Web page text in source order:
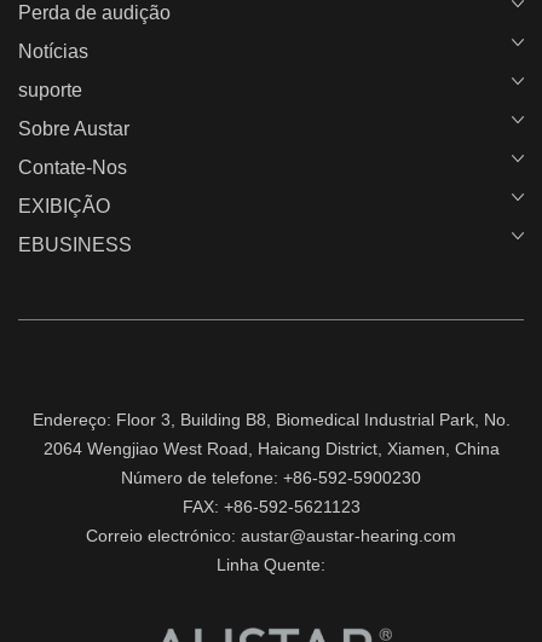
Perda de audição
Notícias
suporte
Sobre Austar
Contate-Nos
EXIBIÇÃO
EBUSINESS
Endereço: Floor 3, Building B8, Biomedical Industrial Park, No.
2064 Wengjiao West Road, Haicang District, Xiamen, China
Número de telefone: +86-592-5900230
FAX: +86-592-5621123
Correio electrónico: austar@austar-hearing.com
Linha Quente: